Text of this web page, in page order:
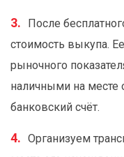
После
стоимость выкупа.
рыночного
наличными на месте
банковский счёт.
Организуем